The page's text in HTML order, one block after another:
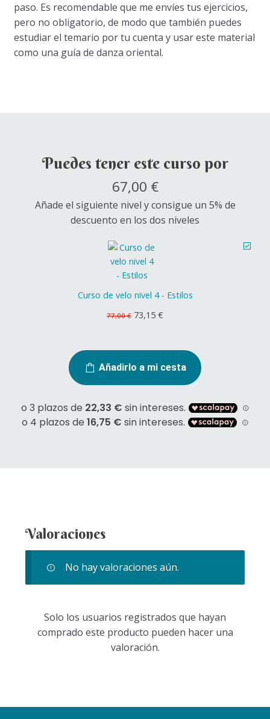
paso. Es recomendable que me envíes tus ejercicios,
pero no obligatorio, de modo que también puedes
estudiar el temario por tu cuenta y usar este material
como una guía de danza oriental.
Puedes tener este curso por
67,00 €
Añade el siguiente nivel y consigue un 5% de
descuento en los dos niveles
u
r
d
e
-
E
i
l
o
Curso de velo nivel 4 - Estilos
77,00€ El
77,00 €.
73,15 €El
73,15 €.
Añadirlo a mi cesta
Valoraciones
No hay valoraciones aún.
Solo los usuarios registrados que hayan
comprado este producto pueden hacer una
valoración.